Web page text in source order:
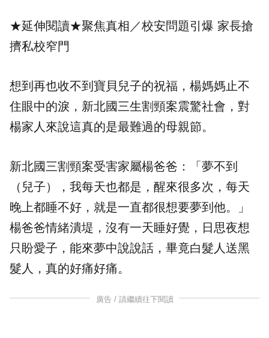
★延伸閱讀★聚焦真相／校安問題引爆 家長搶
擠私校窄門
想到再也收不到寶貝兒子的祝福，楊媽媽止不
住眼中的淚，新北國三生割頸案震驚社會，對
楊家人來說這真的是最難過的母親節。
新北國三割頸案受害家屬楊爸爸：「夢不到
（兒子），我每天也都是，醒來很多次，每天
晚上都睡不好，就是一直都很想要夢到他。」
楊爸爸情緒潰堤，沒有一天睡好覺，日思夜想
只盼愛子，能來夢中說說話，畢竟白髮人送黑
髮人，真的好痛好痛。
廣告 / 請繼續往下閱讀